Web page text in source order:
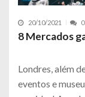
20/10/2021 0
8 Mercados
Londres, além
eventos e